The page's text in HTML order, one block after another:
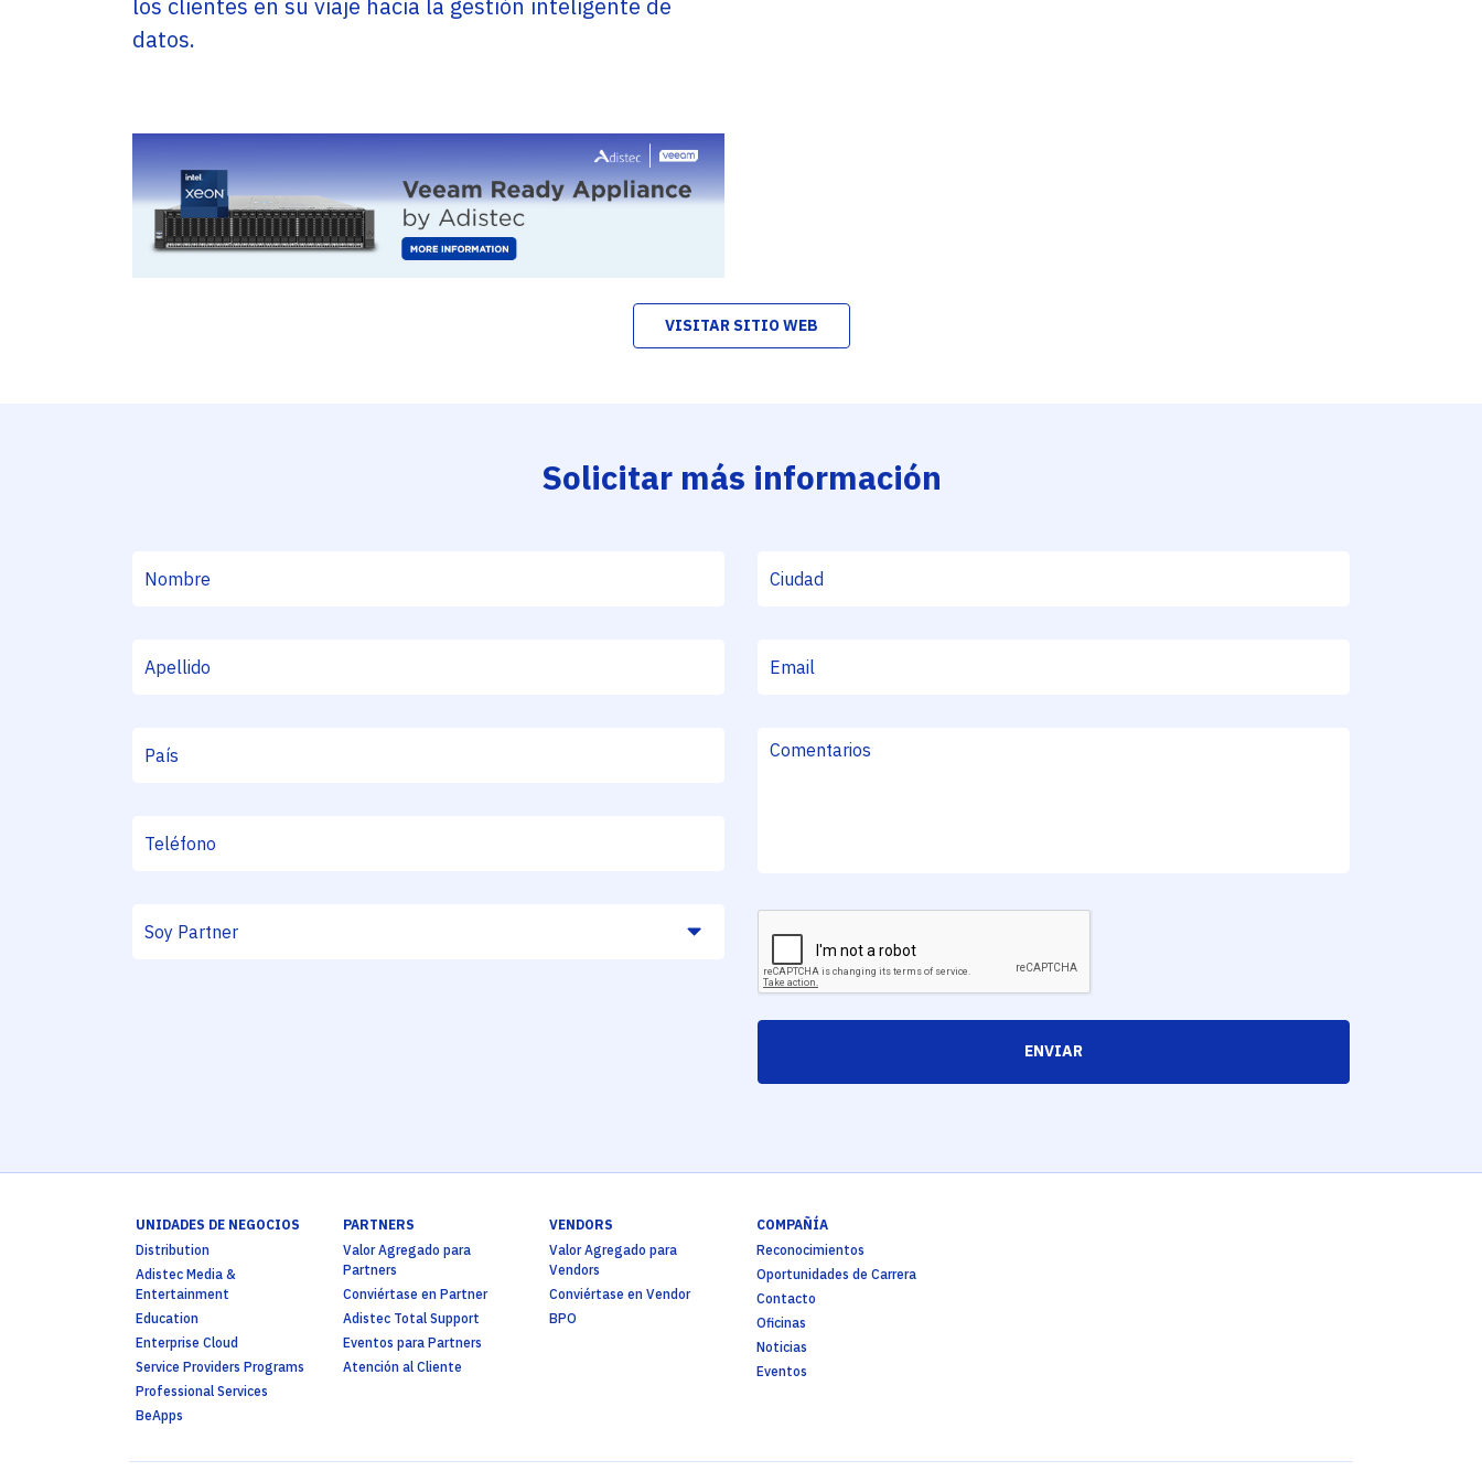
los clientes en su viaje hacia la gestión inteligente de
datos.
VISITAR SITIO WEB
Solicitar más información
ENVIAR
UNIDADES DE NEGOCIOS
Distribution
Adistec Media &
Entertainment
Education
Enterprise Cloud
Service Providers Programs
Professional Services
BeApps
PARTNERS
Valor Agregado para
Partners
Conviértase en Partner
Adistec Total Support
Eventos para Partners
Atención al Cliente
VENDORS
Valor Agregado para
Vendors
Conviértase en Vendor
BPO
COMPAÑÍA
Reconocimientos
Oportunidades de Carrera
Contacto
Oficinas
Noticias
Eventos